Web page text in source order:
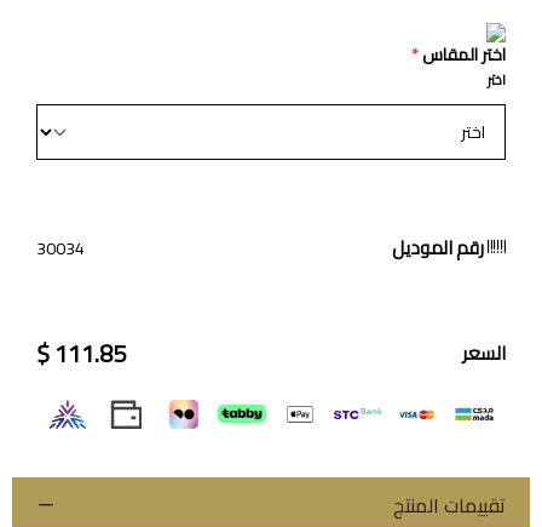
اختر المقاس*
اختر
رقم الموديل 30034
السعر 111.85 $
تقييمات المنتج